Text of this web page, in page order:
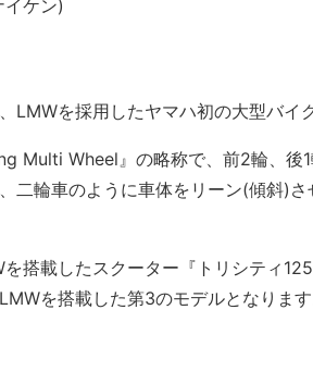
LMWを採用したヤマハ初の大型バイ
Multi Wheel』の略称で、前2輪、後
二輪車のように車体をリーン(傾斜)
搭載したスクーター『トリシティ
を搭載した第3のモデルとなります